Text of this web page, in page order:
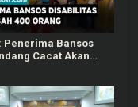
Penerima Bansos
Cacat Akan